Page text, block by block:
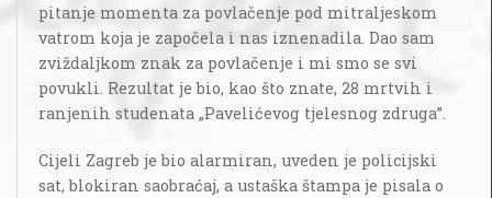
pitanje momenta za povlačenje pod mitraljeskom
vatrom koja je započela i nas iznenadila. Dao sam
zviždaljkom znak za povlačenje i mi smo se svi
povukli. Rezultat je bio, kao što znate, 28 mrtvih i
ranjenih studenata „Pavelićevog tjelesnog zdruga”.
Cijeli Zagreb je bio alarmiran, uveden je policijski
sat, blokiran saobraćaj, a ustaška štampa je pisala o